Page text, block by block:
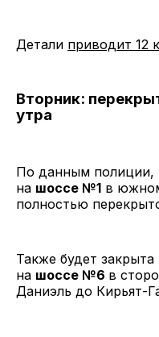
Детали приводит 12
Вторник:
утра
По данным полиции,
на шоссе №1 в
полностью
Также будет
на шоссе №6 в
Даниэль до Кирьят-